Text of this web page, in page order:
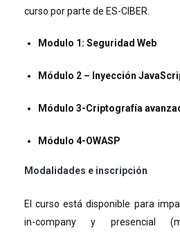
curso por parte de ES-CIBER.
Modulo 1: Seguridad Web
Módulo 2 – Inyección
Módulo 3-Criptografía
Módulo 4-OWASP
Modalidades e inscripción
El curso está disponible para
in-company y presencial